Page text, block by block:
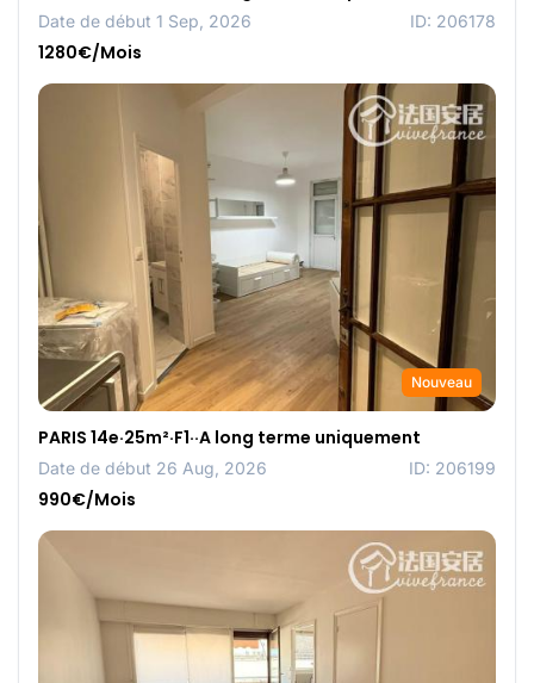
Date de début 1 Sep, 2026 ID: 206178
1280€/Mois
Nouveau
PARIS 14e·25m²·F1··A long terme uniquement
Date de début 26 Aug, 2026 ID: 206199
990€/Mois